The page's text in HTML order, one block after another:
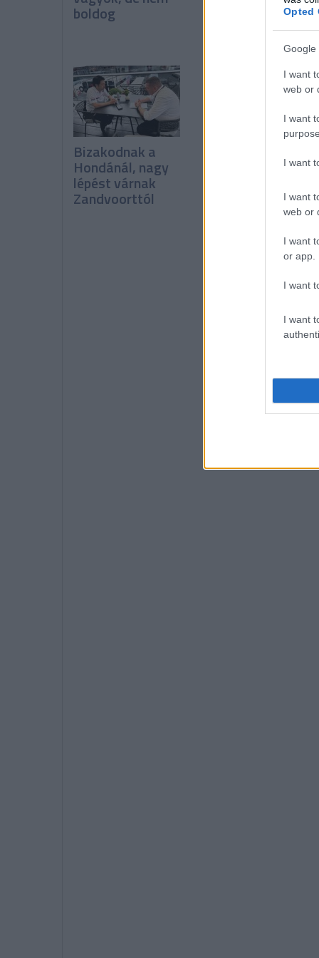
Opted
Google
I want
web or
I want
I want
I want
web or
I want
or app.
I want
I want
boldog leszavazták a
Pirelli javaslatát
Bizakodnak a
Hondánál, nagy
lépést várnak
Zandvoorttól
folyamatosan